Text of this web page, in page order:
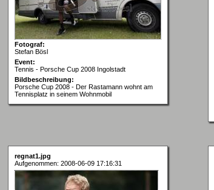
Fotograf:
Stefan Bösl
Event:
Tennis - Porsche Cup 2008 Ingolstadt
Bildbeschreibung:
Porsche Cup 2008 - Der Rastamann wohnt am
Tennisplatz in seinem Wohnmobil
regnat1.jpg
Aufgenommen: 2008-06-09 17:16:31